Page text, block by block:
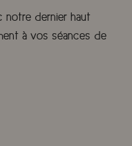
notre dernier haut
à vos séances de